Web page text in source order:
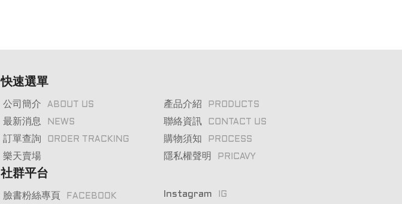
快速選單
公司簡介 ABOUT US 產品介紹 PRODUCTS
最新消息 NEWS 聯絡資訊 CONTACT US
訂單查詢 ORDER TRACKING 購物須知 PROCESS
樂天賣場 隱私權聲明 PRICAVY
社群平台
臉書粉絲專頁 FACEBOOK Instagram IG